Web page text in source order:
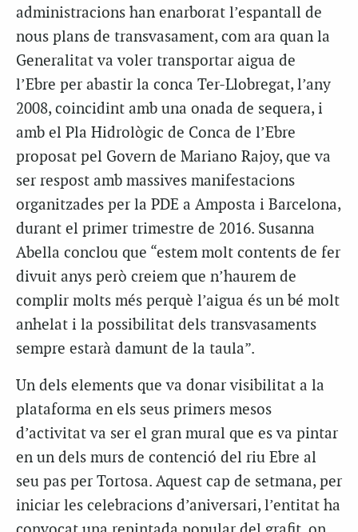
administracions han enarborat l’espantall de
nous plans de transvasament, com ara quan la
Generalitat va voler transportar aigua de
l’Ebre per abastir la conca Ter-Llobregat, l’any
2008, coincidint amb una onada de sequera, i
amb el Pla Hidrològic de Conca de l’Ebre
proposat pel Govern de Mariano Rajoy, que va
ser respost amb massives manifestacions
organitzades per la PDE a Amposta i Barcelona,
durant el primer trimestre de 2016. Susanna
Abella conclou que “estem molt contents de fer
divuit anys però creiem que n’haurem de
complir molts més perquè l’aigua és un bé molt
anhelat i la possibilitat dels transvasaments
sempre estarà damunt de la taula”.
Un dels elements que va donar visibilitat a la
plataforma en els seus primers mesos
d’activitat va ser el gran mural que es va pintar
en un dels murs de contenció del riu Ebre al
seu pas per Tortosa. Aquest cap de setmana, per
iniciar les celebracions d’aniversari, l’entitat ha